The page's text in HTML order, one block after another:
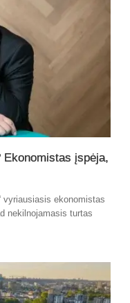
įspėja,
vyriausiasis ekonomistas
nekilnojamasis turtas